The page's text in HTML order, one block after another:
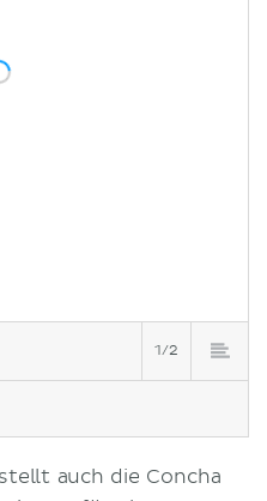
1/2
auch die Concha